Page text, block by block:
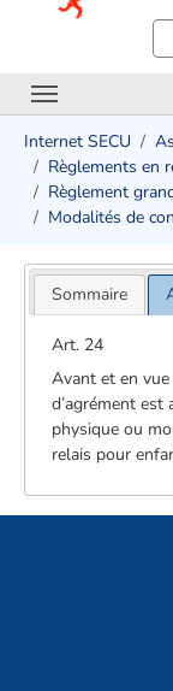
Internet SECU
Règlements en
Règlement
Modalités de
Sommaire
Art. 24
Avant et en vue
d’agrément est
physique ou
relais pour